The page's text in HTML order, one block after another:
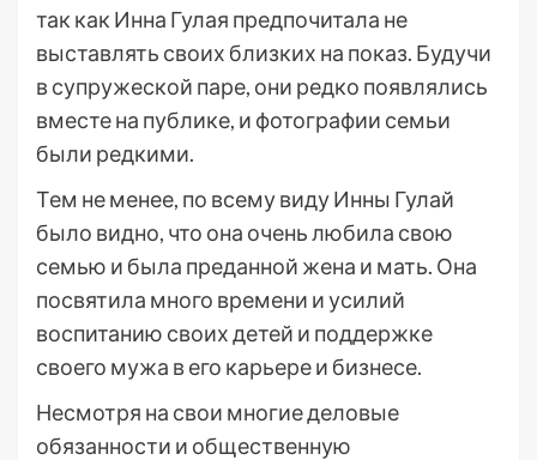
так как Инна Гулая предпочитала не
выставлять своих близких на показ. Будучи
в супружеской паре, они редко появлялись
вместе на публике, и фотографии семьи
были редкими.
Тем не менее, по всему виду Инны Гулай
было видно, что она очень любила свою
семью и была преданной жена и мать. Она
посвятила много времени и усилий
воспитанию своих детей и поддержке
своего мужа в его карьере и бизнесе.
Несмотря на свои многие деловые
обязанности и общественную